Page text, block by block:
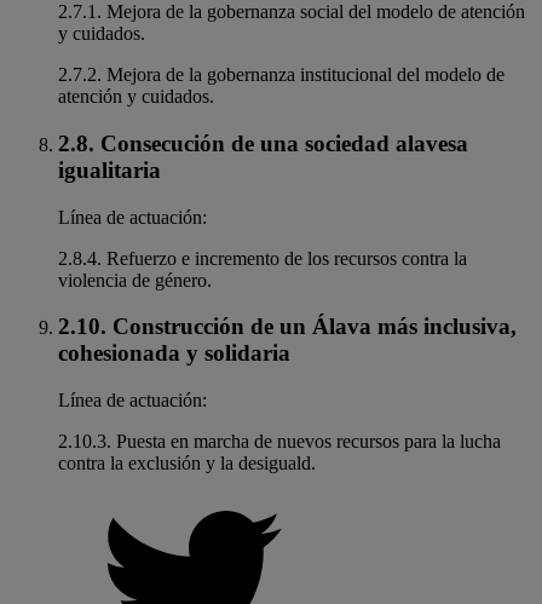
2.7.1. Mejora de la gobernanza social del modelo de atención
y cuidados.
2.7.2. Mejora de la gobernanza institucional del modelo de
atención y cuidados.
2.8. Consecución de una sociedad alavesa
igualitaria
Línea de actuación:
2.8.4. Refuerzo e incremento de los recursos contra la
violencia de género.
2.10. Construcción de un Álava más inclusiva,
cohesionada y solidaria
Línea de actuación:
2.10.3. Puesta en marcha de nuevos recursos para la lucha
contra la exclusión y la desiguald.